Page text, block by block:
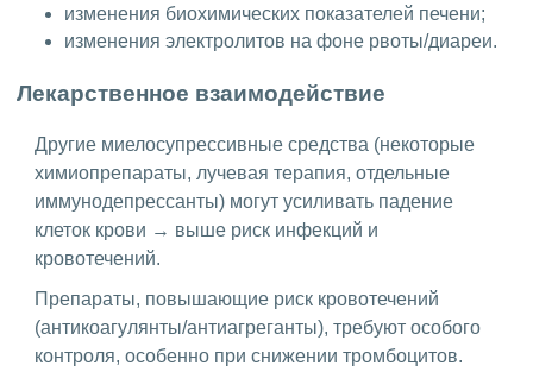
изменения биохимических показателей печени;
изменения электролитов на фоне рвоты/диареи.
Лекарственное взаимодействие
Другие миелосупрессивные средства (некоторые
химиопрепараты, лучевая терапия, отдельные
иммунодепрессанты) могут усиливать падение
клеток крови → выше риск инфекций и
кровотечений.
Препараты, повышающие риск кровотечений
(антикоагулянты/антиагреганты), требуют особого
контроля, особенно при снижении тромбоцитов.